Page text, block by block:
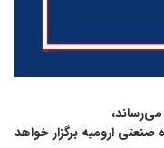
دانشگاه صنعتی ارومیه برگزار خواهد